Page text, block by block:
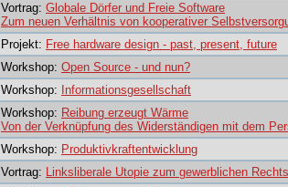
Vortrag: Globale Dörfer und Freie Software
Zum neuen Verhältnis von kooperativer
Projekt: Free hardware design - past, present, future
Workshop: Open Source - und nun?
Workshop: Informationsgesellschaft
Workshop: Reibung erzeugt Wärme
Von der Verknüpfung des Widerständigen mit dem
Workshop: Produktivkraftentwicklung
Vortrag: Linksliberale Utopie zum gewerblichen